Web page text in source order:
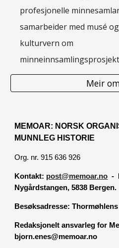
profesjonelle
samarbeider med musé
kulturvern om
Meir
MEMOAR: NORSK
MUNNLEG HISTORIE
Org. nr. 915 636 926
Kontakt: post@memoar.no -
Nygårdstangen, 5838 Bergen.
Besøksadresse:Thormøhlens
Redaksjonelt ansvarleg for
bjorn.enes@memoar.no